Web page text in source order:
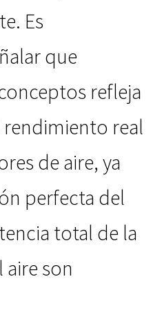
Es
que
refleja
real
de aire, ya
perfecta del
total de la
son